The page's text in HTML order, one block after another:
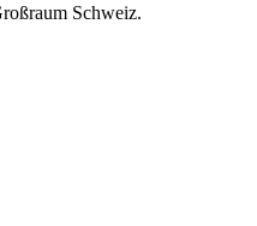
Schweiz.